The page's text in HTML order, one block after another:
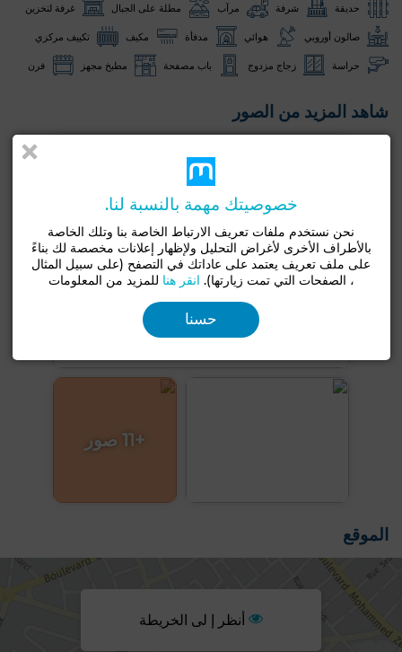
حديقة شرفة مرآب مطلة على الجبال غرفة لتخزين
صالون أوروبي هوائي مدفأة مكيف تكييف مركزي
حراسة زجاج مزدوج باب مصفحة مطبخ مجهز فرن
شاهد المزيد من الصور
+11 صور
الموقع
أنظر إ لى الخريطة
خصوصيتك مهمة بالنسبة لنا.
نحن نستخدم ملفات تعريف الارتباط الخاصة بنا وتلك الخاصة
بالأطراف الأخرى لأغراض التحليل ولإظهار إعلانات مخصصة لك بناءً
على ملف تعريف يعتمد على عاداتك في التصفح (على سبيل المثال
، الصفحات التي تمت زيارتها). انقر هنا للمزيد من المعلومات
حسنا